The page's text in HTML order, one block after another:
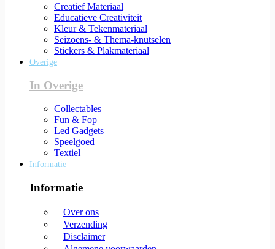
Creatief Materiaal
Educatieve Creativiteit
Kleur & Tekenmateriaal
Seizoens- & Thema-knutselen
Stickers & Plakmateriaal
Overige
In Overige
Collectables
Fun & Fop
Led Gadgets
Speelgoed
Textiel
Informatie
Informatie
Over ons
Verzending
Disclaimer